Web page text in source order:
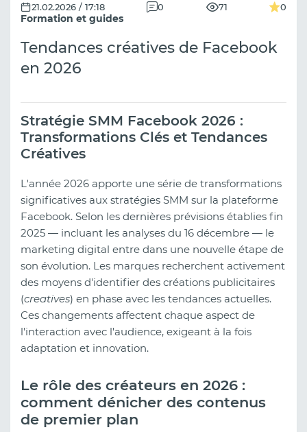
Formation et guides
21.02.2026 / 17:18 0 71 0
Tendances créatives de Facebook
en 2026
Stratégie SMM Facebook 2026 :
Transformations Clés et Tendances
Créatives
L'année 2026 apporte une série de transformations
significatives aux stratégies SMM sur la plateforme
Facebook. Selon les dernières prévisions établies fin
2025 — incluant les analyses du 16 décembre — le
marketing digital entre dans une nouvelle étape de
son évolution. Les marques recherchent activement
des moyens d'identifier des créations publicitaires
(creatives) en phase avec les tendances actuelles.
Ces changements affectent chaque aspect de
l'interaction avec l'audience, exigeant à la fois
adaptation et innovation.
Le rôle des créateurs en 2026 :
comment dénicher des contenus
de premier plan